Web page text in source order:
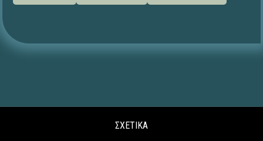
ΣΧΕΤΙΚΑ